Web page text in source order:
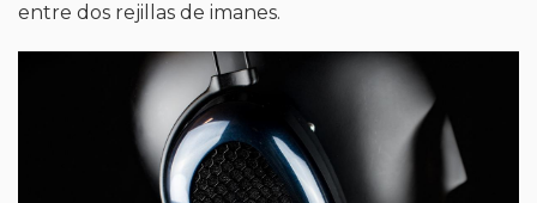
entre dos rejillas de imanes.